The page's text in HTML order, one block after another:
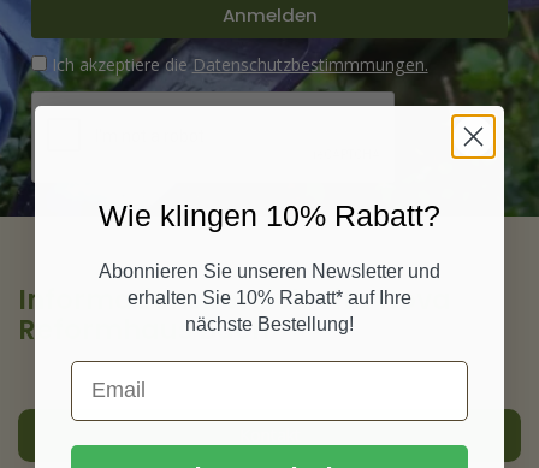
Anmelden
Ich akzeptiere die Datenschutzbestimmmungen.
Informationsbereich Vita Nova
Reformhaus Buch
Wie klingen 10% Rabatt?
Abonnieren Sie unseren Newsletter und
erhalten Sie 10% Rabatt* auf Ihre
nächste Bestellung!